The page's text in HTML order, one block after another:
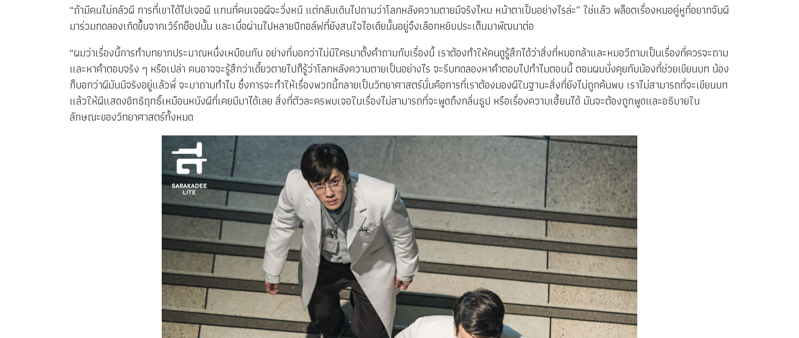
“ถ้ามีคนไม่กลัวผี การที่เขาได้ไปเจอผี แทนที่คนเจอผีจะวิ่งหนี แต่กลับเดินไปถามว่าโลกหลังความตายมีจริงไหม หน้าตาเป็นอย่างไรล่ะ” ใช่แล้ว พล็อตเรื่องหมอคู่หูที่อยากจับผี
มาร่วมทดลองเกิดขึ้นจากเวิร์กช็อปนั้น และเมื่อผ่านไปหลายปีกอล์ฟที่ยังสนใจไอเดียนั้นอยู่จึงเลือกหยิบประเด็นมาพัฒนาต่อ
“ผมว่าเรื่องนี้การทำบทยากประมาณหนึ่งเหมือนกัน อย่างที่บอกว่าไม่มีใครมาตั้งคำถามกับเรื่องนี้ เราต้องทำให้คนดูรู้สึกได้ว่าสิ่งที่หมอกล้าและหมอวีถามเป็นเรื่องที่ควรจะถาม
และหาคำตอบจริง ๆ หรือเปล่า คนอาจจะรู้สึกว่าเดี๋ยวตายไปก็รู้ว่าโลกหลังความตายเป็นอย่างไร จะรีบทดลองหาคำตอบไปทำไมตอนนี้ ตอนผมนั่งคุยกับน้องที่ช่วยเขียนบท น้อง
ก็บอกว่าผีมันมีจริงอยู่แล้วพี่ จะมาถามทำไม ซึ่งการจะทำให้เรื่องพวกนี้กลายเป็นวิทยาศาสตร์นั่นคือการที่เราต้องมองผีในฐานะสิ่งที่ยังไม่ถูกค้นพบ เราไม่สามารถที่จะเขียนบท
แล้วให้ผีแสดงอิทธิฤทธิ์เหมือนหนังผีที่เคยมีมาได้เลย สิ่งที่ตัวละครพบเจอในเรื่องไม่สามารถที่จะพูดถึงกลิ่นธูป หรือเรื่องความเฮี้ยนได้ มันจะต้องถูกพูดและอธิบายใน
ลักษณะของวิทยาศาสตร์ทั้งหมด